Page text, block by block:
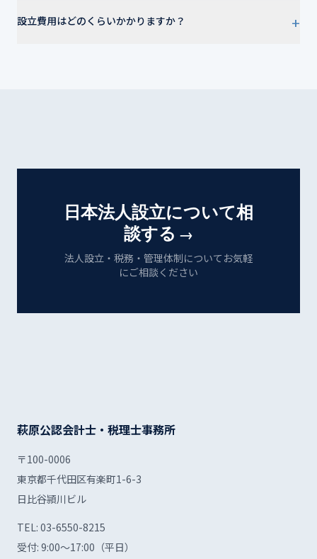
設立費用はどのくらいかかりますか？ +
日本法人設立について相
談する →
法人設立・税務・管理体制についてお気軽
にご相談ください
萩原公認会計士・税理士事務所
〒100-0006
東京都千代田区有楽町1-6-3
日比谷頴川ビル
TEL: 03-6550-8215
受付: 9:00〜17:00（平日）